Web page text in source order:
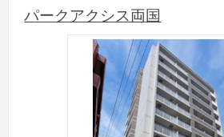
パークアクシス両国